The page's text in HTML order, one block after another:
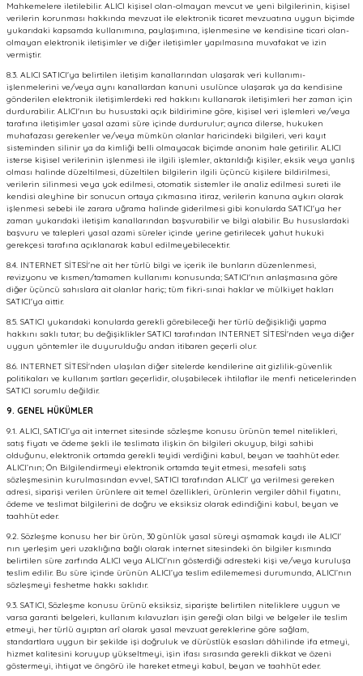
Mahkemelere iletilebilir. ALICI kişisel olan-olmayan mevcut ve yeni bilgilerinin, kişisel
verilerin korunması hakkında mevzuat ile elektronik ticaret mevzuatına uygun biçimde
yukarıdaki kapsamda kullanımına, paylaşımına, işlenmesine ve kendisine ticari olan-
olmayan elektronik iletişimler ve diğer iletişimler yapılmasına muvafakat ve izin
vermiştir.
8.3. ALICI SATICI'ya belirtilen iletişim kanallarından ulaşarak veri kullanımı-
işlenmelerini ve/veya aynı kanallardan kanuni usulünce ulaşarak ya da kendisine
gönderilen elektronik iletişimlerdeki red hakkını kullanarak iletişimleri her zaman için
durdurabilir. ALICI'nın bu husustaki açık bildirimine göre, kişisel veri işlemleri ve/veya
tarafına iletişimler yasal azami süre içinde durdurulur; ayrıca dilerse, hukuken
muhafazası gerekenler ve/veya mümkün olanlar haricindeki bilgileri, veri kayıt
sisteminden silinir ya da kimliği belli olmayacak biçimde anonim hale getirilir. ALICI
isterse kişisel verilerinin işlenmesi ile ilgili işlemler, aktarıldığı kişiler, eksik veya yanlış
olması halinde düzeltilmesi, düzeltilen bilgilerin ilgili üçüncü kişilere bildirilmesi,
verilerin silinmesi veya yok edilmesi, otomatik sistemler ile analiz edilmesi sureti ile
kendisi aleyhine bir sonucun ortaya çıkmasına itiraz, verilerin kanuna aykırı olarak
işlenmesi sebebi ile zarara uğrama halinde giderilmesi gibi konularda SATICI'ya her
zaman yukarıdaki iletişim kanallarından başvurabilir ve bilgi alabilir. Bu hususlardaki
başvuru ve talepleri yasal azami süreler içinde yerine getirilecek yahut hukuki
gerekçesi tarafına açıklanarak kabul edilmeyebilecektir.
8.4. INTERNET SİTESİ'ne ait her türlü bilgi ve içerik ile bunların düzenlenmesi,
revizyonu ve kısmen/tamamen kullanımı konusunda; SATICI'nın anlaşmasına göre
diğer üçüncü sahıslara ait olanlar hariç; tüm fikri-sınai haklar ve mülkiyet hakları
SATICI'ya aittir.
8.5. SATICI yukarıdaki konularda gerekli görebileceği her türlü değişikliği yapma
hakkını saklı tutar; bu değişiklikler SATICI tarafından INTERNET SİTESİ'nden veya diğer
uygun yöntemler ile duyurulduğu andan itibaren geçerli olur.
8.6. INTERNET SİTESİ'nden ulaşılan diğer sitelerde kendilerine ait gizlilik-güvenlik
politikaları ve kullanım şartları geçerlidir, oluşabilecek ihtilaflar ile menfi neticelerinden
SATICI sorumlu değildir.
9. GENEL HÜKÜMLER
9.1. ALICI, SATICI’ya ait internet sitesinde sözleşme konusu ürünün temel nitelikleri,
satış fiyatı ve ödeme şekli ile teslimata ilişkin ön bilgileri okuyup, bilgi sahibi
olduğunu, elektronik ortamda gerekli teyidi verdiğini kabul, beyan ve taahhüt eder.
ALICI’nın; Ön Bilgilendirmeyi elektronik ortamda teyit etmesi, mesafeli satış
sözleşmesinin kurulmasından evvel, SATICI tarafından ALICI' ya verilmesi gereken
adresi, siparişi verilen ürünlere ait temel özellikleri, ürünlerin vergiler dâhil fiyatını,
ödeme ve teslimat bilgilerini de doğru ve eksiksiz olarak edindiğini kabul, beyan ve
taahhüt eder.
9.2. Sözleşme konusu her bir ürün, 30 günlük yasal süreyi aşmamak kaydı ile ALICI'
nın yerleşim yeri uzaklığına bağlı olarak internet sitesindeki ön bilgiler kısmında
belirtilen süre zarfında ALICI veya ALICI’nın gösterdiği adresteki kişi ve/veya kuruluşa
teslim edilir. Bu süre içinde ürünün ALICI’ya teslim edilememesi durumunda, ALICI’nın
sözleşmeyi feshetme hakkı saklıdır.
9.3. SATICI, Sözleşme konusu ürünü eksiksiz, siparişte belirtilen niteliklere uygun ve
varsa garanti belgeleri, kullanım kılavuzları işin gereği olan bilgi ve belgeler ile teslim
etmeyi, her türlü ayıptan arî olarak yasal mevzuat gereklerine göre sağlam,
standartlara uygun bir şekilde işi doğruluk ve dürüstlük esasları dâhilinde ifa etmeyi,
hizmet kalitesini koruyup yükseltmeyi, işin ifası sırasında gerekli dikkat ve özeni
göstermeyi, ihtiyat ve öngörü ile hareket etmeyi kabul, beyan ve taahhüt eder.